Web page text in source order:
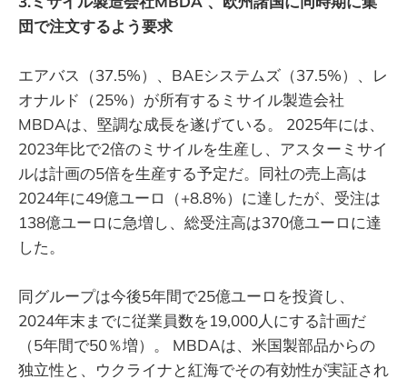
団で注文するよう要求
エアバス（37.5%）、BAEシステムズ（37.5%）、レ
オナルド（25%）が所有するミサイル製造会社
MBDAは、堅調な成長を遂げている。 2025年には、
2023年比で2倍のミサイルを生産し、アスターミサイ
ルは計画の5倍を生産する予定だ。同社の売上高は
2024年に49億ユーロ（+8.8%）に達したが、受注は
138億ユーロに急増し、総受注高は370億ユーロに達
した。
同グループは今後5年間で25億ユーロを投資し、
2024年末までに従業員数を19,000人にする計画だ
（5年間で50％増）。 MBDAは、米国製部品からの
独立性と、ウクライナと紅海でその有効性が実証され